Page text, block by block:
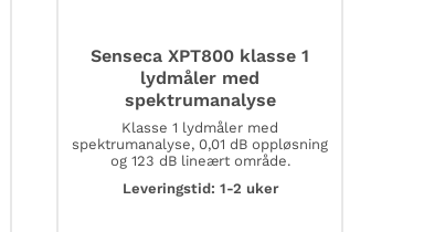
Senseca XPT800 klasse 1
lydmåler med
spektrumanalyse
Klasse 1 lydmåler med
spektrumanalyse, 0,01 dB oppløsning
og 123 dB lineært område.
Leveringstid: 1-2 uker